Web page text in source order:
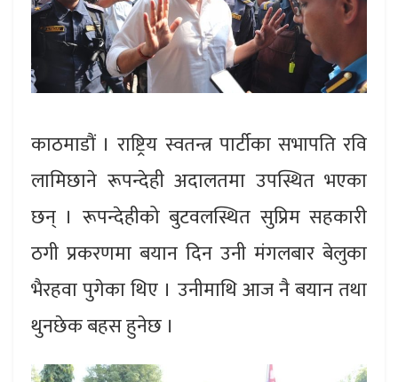
काठमाडौं । राष्ट्रिय स्वतन्त्र पार्टीका सभापति रवि
लामिछाने रूपन्देही अदालतमा उपस्थित भएका
छन् । रूपन्देहीको बुटवलस्थित सुप्रिम सहकारी
ठगी प्रकरणमा बयान दिन उनी मंगलबार बेलुका
भैरहवा पुगेका थिए । उनीमाथि आज नै बयान तथा
थुनछेक बहस हुनेछ ।